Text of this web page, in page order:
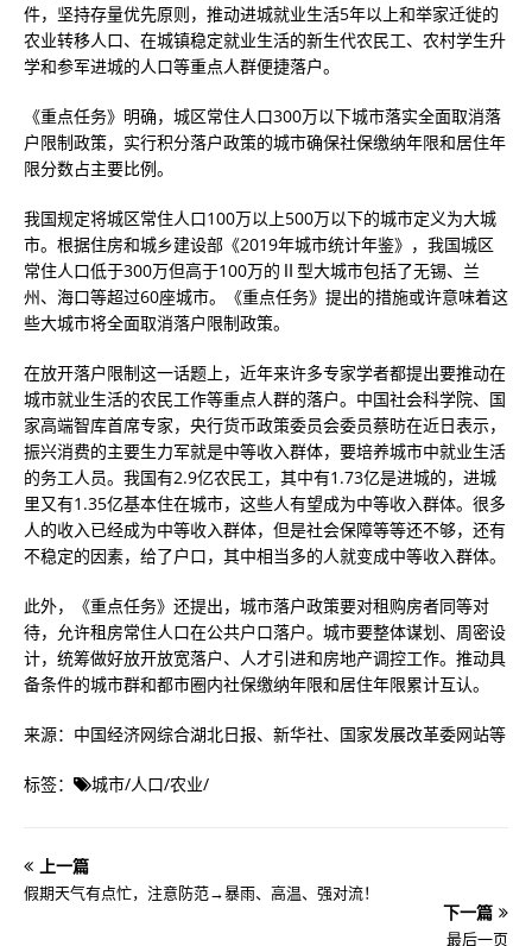
件，坚持存量优先原则，推动进城就业生活5年以上和举家迁徙的
农业转移人口、在城镇稳定就业生活的新生代农民工、农村学生升
学和参军进城的人口等重点人群便捷落户。
《重点任务》明确，城区常住人口300万以下城市落实全面取消落
户限制政策，实行积分落户政策的城市确保社保缴纳年限和居住年
限分数占主要比例。
我国规定将城区常住人口100万以上500万以下的城市定义为大城
市。根据住房和城乡建设部《2019年城市统计年鉴》，我国城区
常住人口低于300万但高于100万的Ⅱ型大城市包括了无锡、兰
州、海口等超过60座城市。《重点任务》提出的措施或许意味着这
些大城市将全面取消落户限制政策。
在放开落户限制这一话题上，近年来许多专家学者都提出要推动在
城市就业生活的农民工作等重点人群的落户。中国社会科学院、国
家高端智库首席专家，央行货币政策委员会委员蔡昉在近日表示，
振兴消费的主要生力军就是中等收入群体，要培养城市中就业生活
的务工人员。我国有2.9亿农民工，其中有1.73亿是进城的，进城
里又有1.35亿基本住在城市，这些人有望成为中等收入群体。很多
人的收入已经成为中等收入群体，但是社会保障等等还不够，还有
不稳定的因素，给了户口，其中相当多的人就变成中等收入群体。
此外，《重点任务》还提出，城市落户政策要对租购房者同等对
待，允许租房常住人口在公共户口落户。城市要整体谋划、周密设
计，统筹做好放开放宽落户、人才引进和房地产调控工作。推动具
备条件的城市群和都市圈内社保缴纳年限和居住年限累计互认。
来源：中国经济网综合湖北日报、新华社、国家发展改革委网站等
标签： 城市/人口/农业/
上一篇
假期天气有点忙，注意防范→暴雨、高温、强对流！
下一篇
最后一页